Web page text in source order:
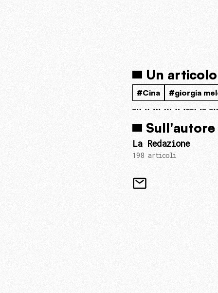
Un
#Cina #giorgia
Sull'autore
La Redazione
198 articoli